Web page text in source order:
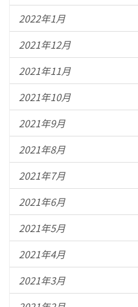
2022年1月
2021年12月
2021年11月
2021年10月
2021年9月
2021年8月
2021年7月
2021年6月
2021年5月
2021年4月
2021年3月